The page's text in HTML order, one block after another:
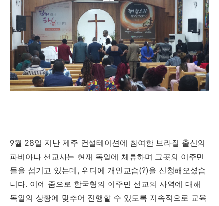
9월 28일 지난 제주 컨설테이션에 참여한 브라질 출신의
파비아나 선교사는 현재 독일에 체류하며 그곳의 이주민
들을 섬기고 있는데, 위디에 개인교습(?)을 신청해오셨습
니다. 이에 줌으로 한국형의 이주민 선교의 사역에 대해
독일의 상황에 맞추어 진행할 수 있도록 지속적으로 교육